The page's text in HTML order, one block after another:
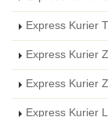
Express Kurier
Express Kurier
Express Kurier
Express Kurier